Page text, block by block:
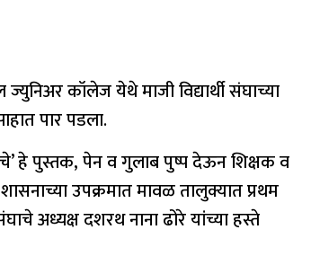
कॉलेज येथे माजी विद्यार्थी संघाच्या
पार पडला.
हे पुस्तक, पेन व गुलाब पुष्प देऊन शिक्षक व
उपक्रमात मावळ तालुक्यात प्रथम
अध्यक्ष दशरथ नाना ढोरे यांच्या हस्ते